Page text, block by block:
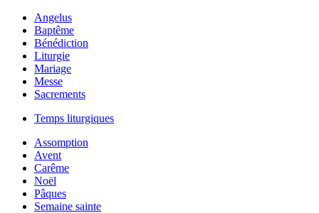
Angelus
Baptême
Bénédiction
Liturgie
Mariage
Messe
Sacrements
Temps liturgiques
Assomption
Avent
Carême
Noël
Pâques
Semaine sainte